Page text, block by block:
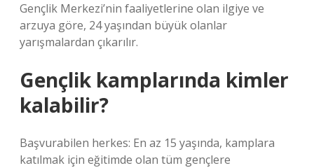
Gençlik Merkezi’nin faaliyetlerine olan ilgiye ve
arzuya göre, 24 yaşından büyük olanlar
yarışmalardan çıkarılır.
Gençlik kamplarında kimler
kalabilir?
Başvurabilen herkes: En az 15 yaşında, kamplara
katılmak için eğitimde olan tüm gençlere